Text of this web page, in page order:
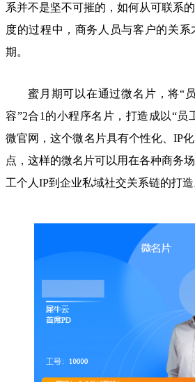
系并不是坚不可摧的，如何从可联系
度的过程中，商务人员与客户的关系
期。
蜜月期可以在通过微名片，将“
容”2合1的小程序名片，打造成以“员
微官网，这个微名片具有个性化、IP
点，这样的微名片可以用在各种商务
工个人IP到企业私域社交关系链的打造